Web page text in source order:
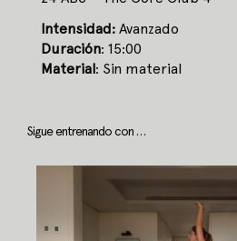
Intensidad: Avanzado
Duración: 15:00
Material: Sin material
Sigue entrenando con …